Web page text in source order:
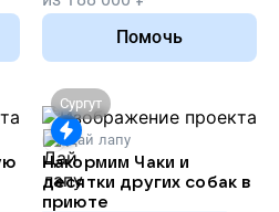
Помочь
Сургут
Дай лапу
Накормим Чаки и
десятки других собак в
приюте